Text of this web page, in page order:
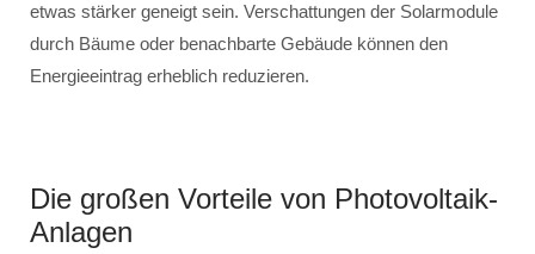
etwas stärker geneigt sein. Verschattungen der Solarmodule
durch Bäume oder benachbarte Gebäude können den
Energieeintrag erheblich reduzieren.
Die großen Vorteile von Photovoltaik-
Anlagen